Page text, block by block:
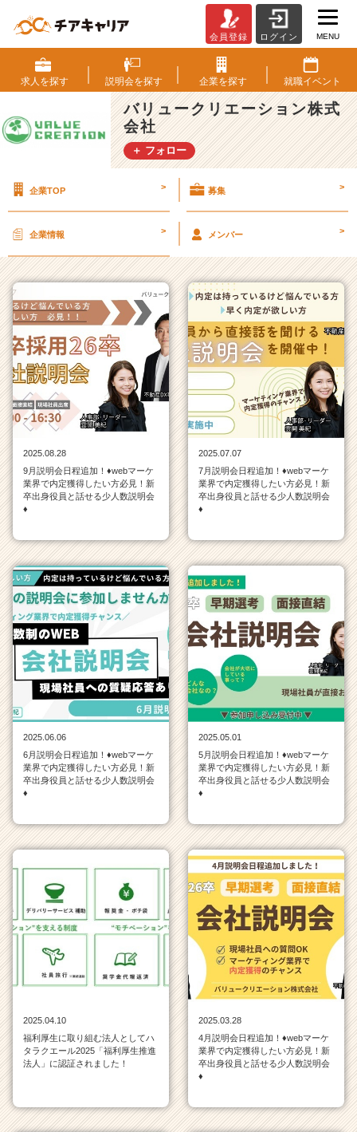
リ
ュ
ー
ク
リ
エ
ー
ン
会
社
タ
イ
ラ
イ
ン
一
覧
ン
チ
成
長
企
業
ス
カ
ウ
ト
が
就
活
ト
チ
ャ
リ
ア
h
e
a
r）
会員登録 ログイン MENU
求人を探す 説明会を探す 企業を探す 就職イベント
バリュークリエーション株式
会社
＋ フォロー
企業TOP > 募集 >
企業情報 > メンバー >
2025.08.28
9月説明会日程追加！♦webマーケ
業界で内定獲得したい方必見！新
卒出身役員と話せる少人数説明会
♦
2025.07.07
7月説明会日程追加！♦webマーケ
業界で内定獲得したい方必見！新
卒出身役員と話せる少人数説明会
♦
2025.06.06
6月説明会日程追加！♦webマーケ
業界で内定獲得したい方必見！新
卒出身役員と話せる少人数説明会
♦
2025.05.01
5月説明会日程追加！♦webマーケ
業界で内定獲得したい方必見！新
卒出身役員と話せる少人数説明会
♦
2025.04.10
福利厚生に取り組む法人としてハ
タラクエール2025「福利厚生推進
法人」に認証されました！
2025.03.28
4月説明会日程追加！♦webマーケ
業界で内定獲得したい方必見！新
卒出身役員と話せる少人数説明会
♦